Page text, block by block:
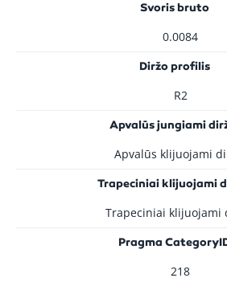
Svoris bruto
0.0084
Diržo profilis
R2
Apvalūs jungiami
Apvalūs klijuojami
Trapeciniai klijuojami
Trapeciniai klijuojami
Pragma
218